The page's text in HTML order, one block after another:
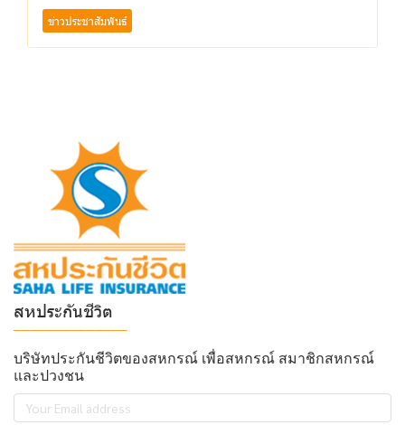
ข่าวประชาสัมพันธ์
สหประกันชีวิต
บริษัทประกันชีวิตของสหกรณ์ เพื่อสหกรณ์ สมาชิกสหกรณ์
และปวงชน